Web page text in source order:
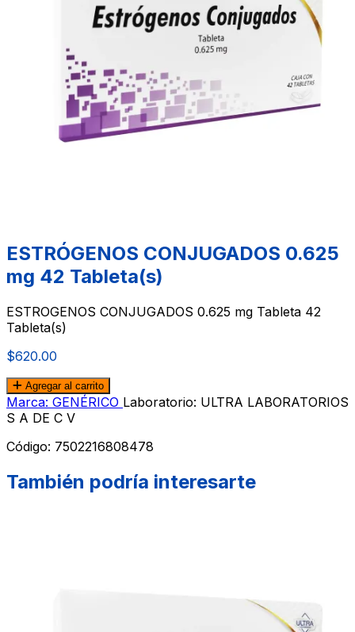
ESTRÓGENOS CONJUGADOS 0.625
mg 42 Tableta(s)
ESTROGENOS CONJUGADOS 0.625 mg Tableta 42
Tableta(s)
$620.00
Agregar al carrito
Marca: GENÉRICO Laboratorio: ULTRA LABORATORIOS
S A DE C V
Código: 7502216808478
También podría interesarte